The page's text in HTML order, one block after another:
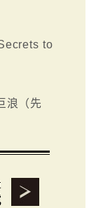
to
浪（先